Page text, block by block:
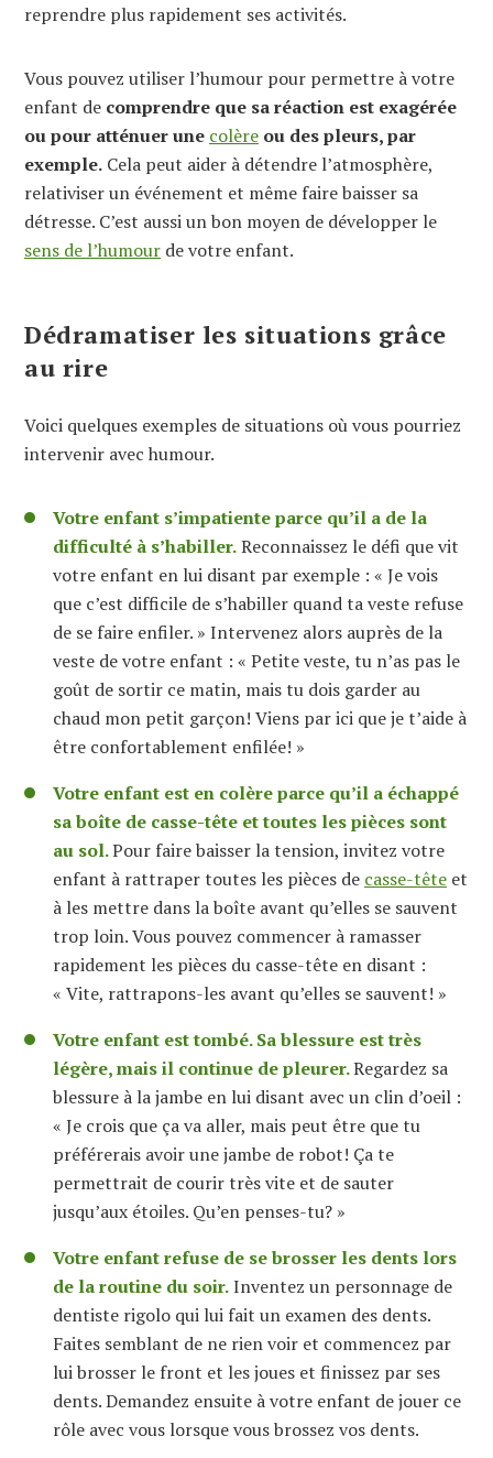
reprendre plus rapidement ses activités.
Vous pouvez utiliser l’humour pour permettre à votre
enfant de comprendre que sa réaction est exagérée
ou pour atténuer une colère ou des pleurs, par
exemple. Cela peut aider à détendre l’atmosphère,
relativiser un événement et même faire baisser sa
détresse. C’est aussi un bon moyen de développer le
sens de l’humour de votre enfant.
Dédramatiser les situations grâce
au rire
Voici quelques exemples de situations où vous pourriez
intervenir avec humour.
Votre enfant s’impatiente parce qu’il a de la
difficulté à s’habiller.Reconnaissez le défi que vit
votre enfant en lui disant par exemple : « Je vois
que c’est difficile de s’habiller quand ta veste refuse
de se faire enfiler. » Intervenez alors auprès de la
veste de votre enfant : « Petite veste, tu n’as pas le
goût de sortir ce matin, mais tu dois garder au
chaud mon petit garçon! Viens par ici que je t’aide à
être confortablement enfilée! »
Votre enfant est en colère parce qu’il a échappé
sa boîte de casse-tête et toutes les pièces sont
au sol.Pour faire baisser la tension, invitez votre
enfant à rattraper toutes les pièces de casse-tête et
à les mettre dans la boîte avant qu’elles se sauvent
trop loin. Vous pouvez commencer à ramasser
rapidement les pièces du casse-tête en disant :
« Vite, rattrapons-les avant qu’elles se sauvent! »
Votre enfant est tombé. Sa blessure est très
légère, mais il continue de pleurer.Regardez sa
blessure à la jambe en lui disant avec un clin d’oeil :
« Je crois que ça va aller, mais peut être que tu
préférerais avoir une jambe de robot! Ça te
permettrait de courir très vite et de sauter
jusqu’aux étoiles. Qu’en penses-tu? »
Votre enfant refuse de se brosser les dents lors
de la routine du soir.Inventez un personnage de
dentiste rigolo qui lui fait un examen des dents.
Faites semblant de ne rien voir et commencez par
lui brosser le front et les joues et finissez par ses
dents. Demandez ensuite à votre enfant de jouer ce
rôle avec vous lorsque vous brossez vos dents.